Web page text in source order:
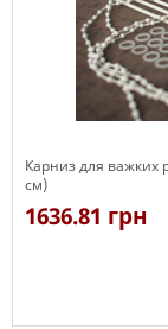
Карниз для важких
см)
1636.81 грн